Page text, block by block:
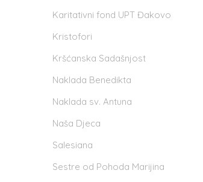
Karitativni fond UPT Đakovo
Kristofori
Kršćanska Sadašnjost
Naklada Benedikta
Naklada sv. Antuna
Naša Djeca
Salesiana
Sestre od Pohoda Marijina